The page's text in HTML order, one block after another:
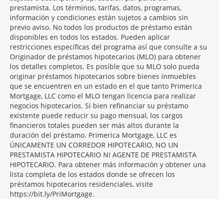
prestamista. Los términos, tarifas, datos, programas,
información y condiciones están sujetos a cambios sin
previo aviso. No todos los productos de préstamo están
disponibles en todos los estados. Pueden aplicar
restricciones específicas del programa así que consulte a su
Originador de préstamos hipotecarios (MLO) para obtener
los detalles completos. Es posible que su MLO solo pueda
originar préstamos hipotecarios sobre bienes inmuebles
que se encuentren en un estado en el que tanto Primerica
Mortgage, LLC como el MLO tengan licencia para realizar
negocios hipotecarios. Si bien refinanciar su préstamo
existente puede reducir su pago mensual, los cargos
financieros totales pueden ser más altos durante la
duración del préstamo. Primerica Mortgage, LLC es
ÚNICAMENTE UN CORREDOR HIPOTECARIO, NO UN
PRESTAMISTA HIPOTECARIO NI AGENTE DE PRESTAMISTA
HIPOTECARIO. Para obtener más información y obtener una
lista completa de los estados donde se ofrecen los
préstamos hipotecarios residenciales, visite
https://bit.ly/PriMortgage.